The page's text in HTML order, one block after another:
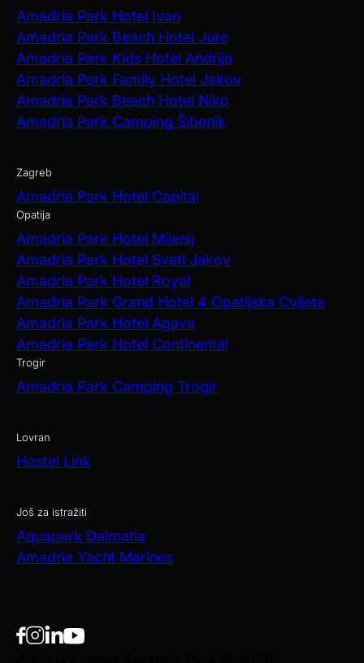
Amadria Park Hotel Ivan
Amadria Park Beach Hotel Jure
Amadria Park Kids Hotel Andrija
Amadria Park Family Hotel Jakov
Amadria Park Beach Hotel Niko
Amadria Park Camping Šibenik
Zagreb
Amadria Park Hotel Capital
Opatija
Amadria Park Hotel Milenij
Amadria Park Hotel Sveti Jakov
Amadria Park Hotel Royal
Amadria Park Grand Hotel 4 Opatijska Cvijeta
Amadria Park Hotel Agava
Amadria Park Hotel Continental
Trogir
Amadria Park Camping Trogir
Lovran
Hostel Link
Još za istražiti
Aquapark Dalmatia
Amadria Yacht Marines